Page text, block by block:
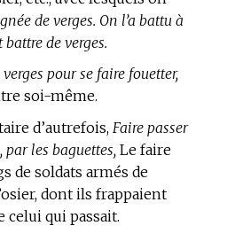
de verges. On l’a battu à
de verges.
pour se faire fouetter,
soi-même.
d’autrefois, Faire passer
par les baguettes, Le faire
de soldats armés de
dont ils frappaient
celui qui passait.